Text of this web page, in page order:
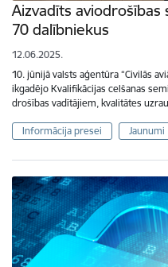
Aizvadīts
70 dalībniekus
12.06.2025.
10. jūnijā valsts aģentūra “Civilās
ikgadējo Kvalifikācijas celšanas
drošības vadītājiem, kvalitātes
Informācija presei Jaunumi